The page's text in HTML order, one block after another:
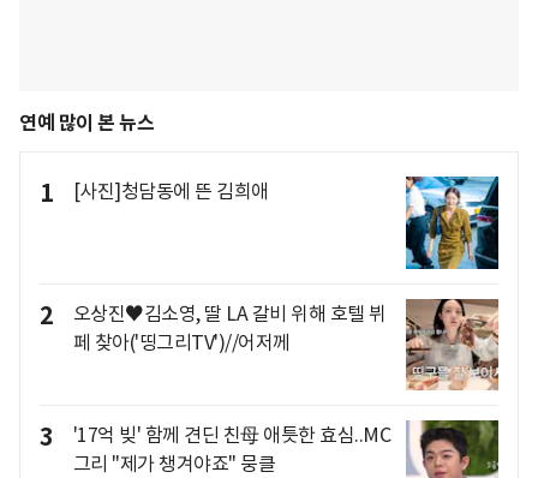
연예 많이 본 뉴스
1 [사진]청담동에 뜬 김희애
2
오상진♥김소영, 딸 LA 갈비 위해 호텔 뷔
페 찾아('띵그리TV')//어저께
3
'17억 빚' 함께 견딘 친母 애틋한 효심..MC
그리 "제가 챙겨야죠" 뭉클